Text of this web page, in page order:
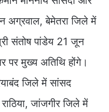
अग्रवाल, बेमेतरा जिले में
संतोष पांडेय 21 जून
पर मुख्य अतिथि होंगे।
जिले में सांसद
जांजगीर जिले में